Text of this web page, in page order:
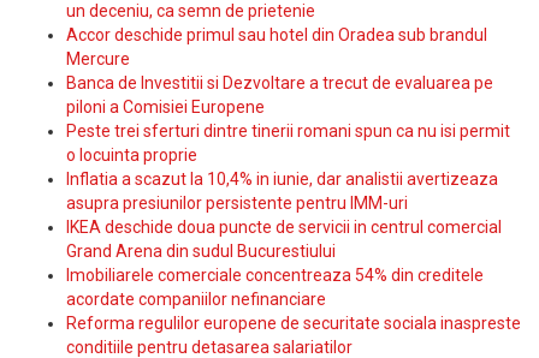
un deceniu, ca semn de prietenie
Accor deschide primul sau hotel din Oradea sub brandul
Mercure
Banca de Investitii si Dezvoltare a trecut de evaluarea pe
piloni a Comisiei Europene
Peste trei sferturi dintre tinerii romani spun ca nu isi permit
o locuinta proprie
Inflatia a scazut la 10,4% in iunie, dar analistii avertizeaza
asupra presiunilor persistente pentru IMM-uri
IKEA deschide doua puncte de servicii in centrul comercial
Grand Arena din sudul Bucurestiului
Imobiliarele comerciale concentreaza 54% din creditele
acordate companiilor nefinanciare
Reforma regulilor europene de securitate sociala inaspreste
conditiile pentru detasarea salariatilor